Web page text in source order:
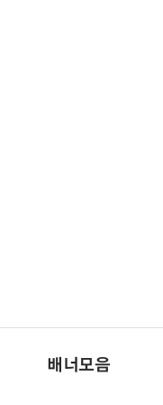
배너모음